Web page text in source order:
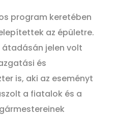
program keretében
az épületre.
átadásán jelen volt
és
is, aki az eseményt
a fiatalok és a